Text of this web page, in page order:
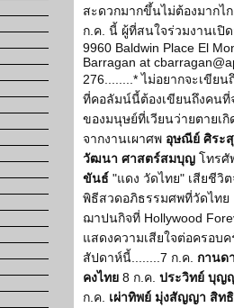
สะดวกมากขึ้นไม่ต้องมากไ
ก.ค. นี้ ผู้ที่สนใจร่วมงานเปิ
9960 Baldwin Place El
Barragan at
276........* ไม่อยากจะเขีย
ที่คอลัมน์นี้ต้องเขียนถึงคนที่
ของมนุษย์ที่เวียนว่ายตายเ
จากงานเผาศพ อุษณีย์ ศิระ
วัฒนา ศาสตร์สมบุญ โทรศั
ขันธ์ "แดง วัดไทย" เสียชีวิต
พิธีสวดอภิธรรมศพที่วัดไทย
ฌาปนกิจที่ Hollywood
แสดงความเสียใจต่อครอบ
สัปดาห์นี้........7 ก.ค. กานด
คงไทย 8 ก.ค. ประวิทย์ บุญ
ก.ค. เผ่าทิพย์ มุ่งสัญญา สิท